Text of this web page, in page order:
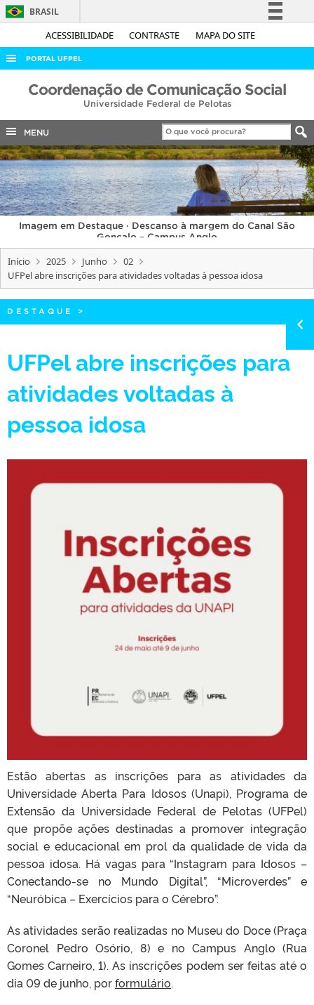
ACESSIBILIDADE CONTRASTE MAPA DO SITE
BRASIL
Simplifique!
Acesso à informação
Legislação
Canais
PORTAL UFPEL
ACESSO À INFORMAÇÃO
COBALTO
CONCURSOS
EDITAIS
INTERNACIONAL
OUVIDORIA
PORTARIAS
TELEFONES
Coordenação de Comunicação Social
Universidade Federal de Pelotas
MENU
Imagem em Destaque · Descanso à margem do Canal São
Gonçalo – Campus Anglo
Início 2025 Junho
02
UFPel abre inscrições para atividades voltadas à pessoa idosa
DESTAQUE >
UFPel abre inscrições para
atividades voltadas à
pessoa idosa
Estão abertas as inscrições para as atividades da
Universidade Aberta Para Idosos (Unapi), Programa de
Extensão da Universidade Federal de Pelotas (UFPel)
que propõe ações destinadas a promover integração
social e educacional em prol da qualidade de vida da
pessoa idosa. Há vagas para “Instagram para Idosos –
Conectando-se no Mundo Digital”, “Microverdes” e
“Neuróbica – Exercícios para o Cérebro”.
As atividades serão realizadas no Museu do Doce (Praça
Coronel Pedro Osório, 8) e no Campus Anglo (Rua
Gomes Carneiro, 1). As inscrições podem ser feitas até o
dia 09 de junho, porformulário.